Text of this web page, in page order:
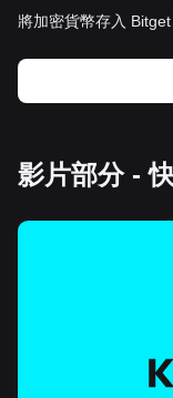
將加密貨幣存入
影片部分 -